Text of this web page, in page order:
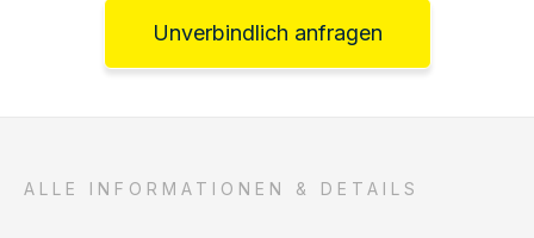
Unverbindlich anfragen
ALLE INFORMATIONEN & DETAILS